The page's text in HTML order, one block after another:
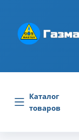
Каталог
товаров